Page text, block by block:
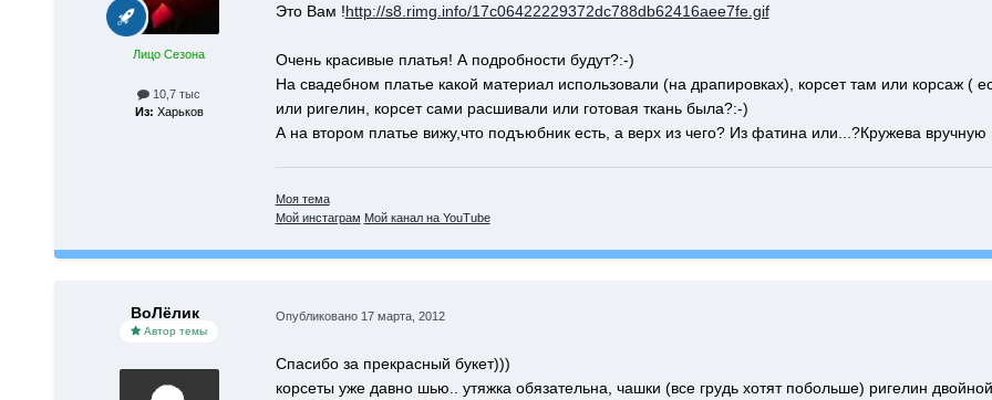
Лицо Сезона
10,7 тыс
Из: Харьков
Это Вам !http://s8.rimg.info/17c06422229372dc788db62416aee7fe.gif
Очень красивые платья! А подробности будут?:-)
На свадебном платье какой материал использовали (на драпировках), корсет там или корсаж (
или ригелин, корсет сами расшивали или готовая ткань была?:-)
А на втором платье вижу,что подъюбник есть, а верх из чего? Из фатина или...?Кружева
Моя тема
Мой инстаграм Мой канал на YouTube
ВоЛёлик
Автор темы
Опубликовано 17 марта, 2012
Спасибо за прекрасный букет)))
корсеты уже давно шью.. утяжка обязательна, чашки (все грудь хотят побольше) ригелин